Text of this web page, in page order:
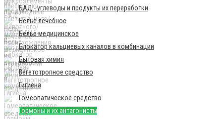
БАД - углеводы и продукты их переработки
Бельё лечебное
Бельё медицинское
Блокатор кальциевых каналов в комбинации
Бытовая химия
Вегетотропное средство
Гигиена
Гомеопатическое средство
Гормоны и их антагонисты